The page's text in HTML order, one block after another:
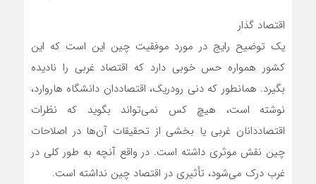
اقتصاد گذار
یک توضیح رایج در مورد موفقیت چین این است که این
کشور همواره حس خوبی دارد که اقتصاد غربی را نادیده
بگیرد. همانطور که دنی رودریک، اقتصاددان دانشگاه هاروارد،
نوشته است، هیچ کس نمی‌تواند بگوید که نظرات
اقتصاددانان غربی یا بخشی از تحقیقات آن‌ها در اصلاحات
چین نقش موثری داشته است. در واقع آنچه به طور کلی در
غرب درک می‌شود، تأثیری در اقتصاد چین نداشته است.